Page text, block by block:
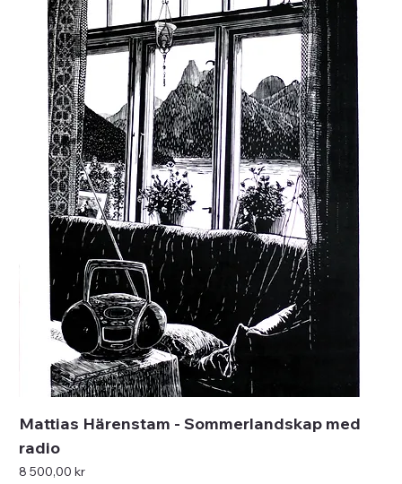
Mattias Härenstam - Sommerlandskap med
radio
Pris
8 500,00 kr